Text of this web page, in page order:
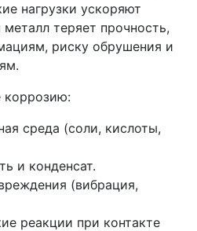
нагрузки ускоряют
теряет прочность,
риску обрушения и
среда (соли, кислоты,
и конденсат.
(вибрация,
реакции при контакте